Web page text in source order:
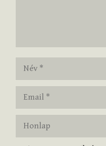
Honlap